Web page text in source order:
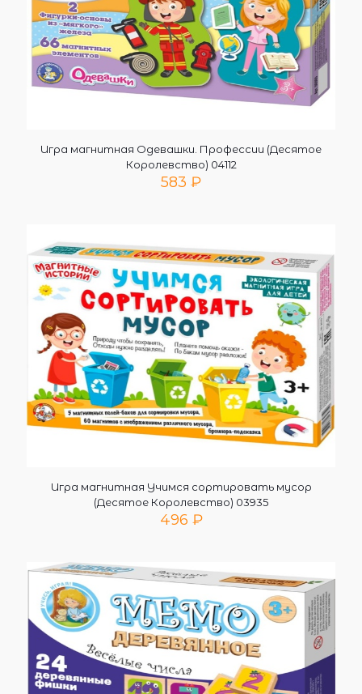
Игра магнитная Одевашки. Профессии (Десятое
Королевство) 04112
583 ₽
Игра магнитная Учимся сортировать мусор
(Десятое Королевство) 03935
496 ₽